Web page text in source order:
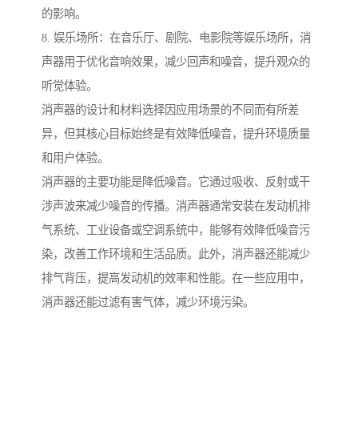
的影响。
8. 娱乐场所：在音乐厅、剧院、电影院等娱乐场所，消
声器用于优化音响效果，减少回声和噪音，提升观众的
听觉体验。
消声器的设计和材料选择因应用场景的不同而有所差
异，但其核心目标始终是有效降低噪音，提升环境质量
和用户体验。
消声器的主要功能是降低噪音。它通过吸收、反射或干
涉声波来减少噪音的传播。消声器通常安装在发动机排
气系统、工业设备或空调系统中，能够有效降低噪音污
染，改善工作环境和生活品质。此外，消声器还能减少
排气背压，提高发动机的效率和性能。在一些应用中，
消声器还能过滤有害气体，减少环境污染。